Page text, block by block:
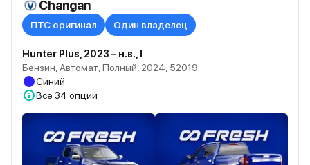
Changan
ПТС оригинал Один владелец
Hunter Plus, 2023 – н.в., I
Бензин, Автомат, Полный, 2024, 52019
Синий
Все 34 опции